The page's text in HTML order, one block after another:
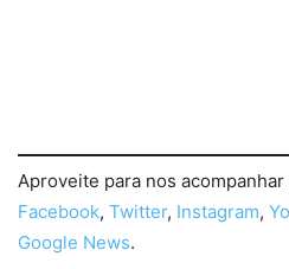
Aproveite para nos
Facebook, Twitter, Instagram,
Google News.